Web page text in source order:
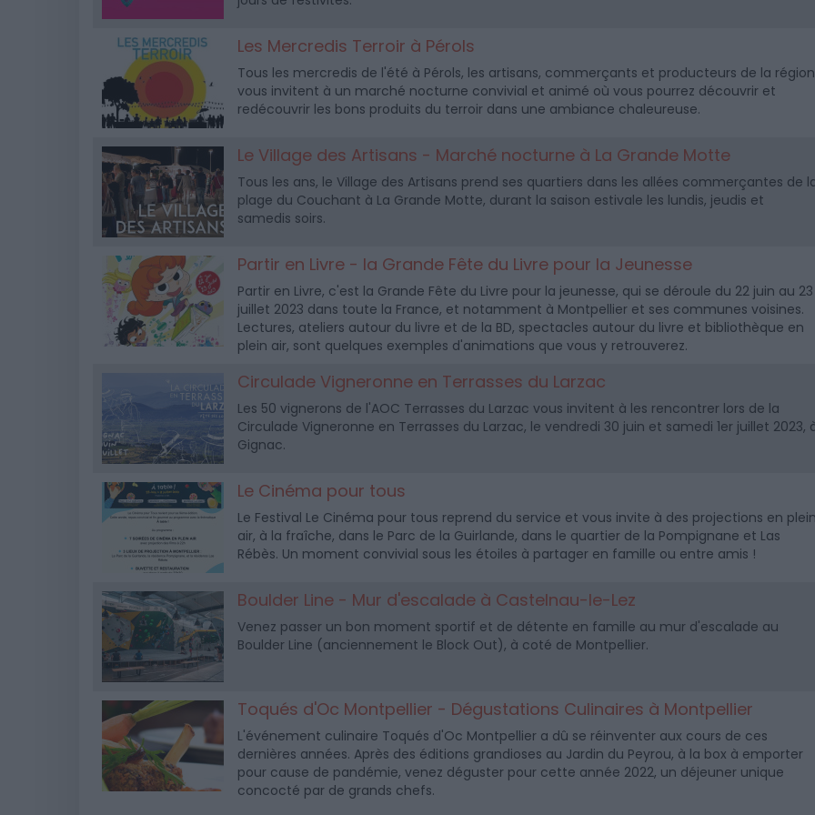
Les Mercredis Terroir à Pérols
Tous les mercredis de l'été à Pérols, les artisans, commerçants et producteurs de la région
vous invitent à un marché nocturne convivial et animé où vous pourrez découvrir et
redécouvrir les bons produits du terroir dans une ambiance chaleureuse.
Le Village des Artisans - Marché nocturne à La Grande Motte
Tous les ans, le Village des Artisans prend ses quartiers dans les allées commerçantes de
plage du Couchant à La Grande Motte, durant la saison estivale les lundis, jeudis et
samedis soirs.
Partir en Livre - la Grande Fête du Livre pour la Jeunesse
Partir en Livre, c'est la Grande Fête du Livre pour la jeunesse, qui se déroule du 22 juin au 23
juillet 2023 dans toute la France, et notamment à Montpellier et ses communes voisines.
Lectures, ateliers autour du livre et de la BD, spectacles autour du livre et bibliothèque en
plein air, sont quelques exemples d'animations que vous y retrouverez.
Circulade Vigneronne en Terrasses du Larzac
Les 50 vignerons de l'AOC Terrasses du Larzac vous invitent à les rencontrer lors de la
Circulade Vigneronne en Terrasses du Larzac, le vendredi 30 juin et samedi 1er juillet 2023,
Gignac.
Le Cinéma pour tous
Le Festival Le Cinéma pour tous reprend du service et vous invite à des projections en
air, à la fraîche, dans le Parc de la Guirlande, dans le quartier de la Pompignane et Las
Rébès. Un moment convivial sous les étoiles à partager en famille ou entre amis !
Boulder Line - Mur d'escalade à Castelnau-le-Lez
Venez passer un bon moment sportif et de détente en famille au mur d'escalade au
Boulder Line (anciennement le Block Out), à coté de Montpellier.
Toqués d'Oc Montpellier - Dégustations Culinaires à Montpellier
L'événement culinaire Toqués d'Oc Montpellier a dû se réinventer aux cours de ces
dernières années. Après des éditions grandioses au Jardin du Peyrou, à la box à emporter
pour cause de pandémie, venez déguster pour cette année 2022, un déjeuner unique
concocté par de grands chefs.